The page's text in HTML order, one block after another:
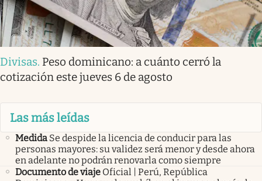
Divisas. Peso dominicano: a cuánto cerró la
cotización este jueves 6 de agosto
Las más leídas
Medida Se despide la licencia de conducir para las
personas mayores: su validez será menor y desde ahora
en adelante no podrán renovarla como siempre
Documento de viaje Oficial | Perú, República